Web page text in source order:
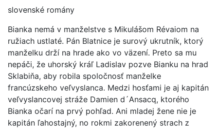
slovenské romány
Bianka nemá v manželstve s Mikulášom Révaiom na
ružiach ustlaté. Pán Blatnice je surový ukrutník, ktorý
manželku drží na hrade ako vo väzení. Preto sa mu
nepáči, že uhorský kráľ Ladislav pozve Bianku na hrad
Sklabiňa, aby robila spoločnosť manželke
francúzskeho veľvyslanca. Medzi hosťami je aj kapitán
veľvyslancovej stráže Damien d´Ansacq, ktorého
Bianka očarí na prvý pohľad. Ani mladej žene nie je
kapitán ľahostajný, no rokmi zakorenený strach z